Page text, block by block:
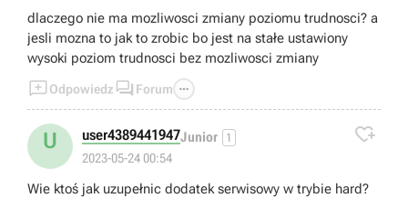
dlaczego nie ma mozliwosci zmiany poziomu trudnosci? a
jesli mozna to jak to zrobic bo jest na stałe ustawiony
wysoki poziom trudnosci bez mozliwosci zmiany
Odpowiedz  Forum 
U user4389441947Junior 1
2023-05-24 00:54

Wie ktoś jak uzupełnic dodatek serwisowy w trybie hard?